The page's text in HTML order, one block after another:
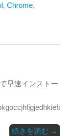
, Chrome,
早速インストー
続きを読む →